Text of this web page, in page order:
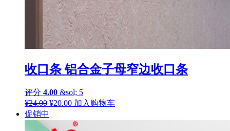
收口条 铝合金子母窄边收口条
评分 4.00 &sol; 5
¥24.00 原
¥20.00当
价
加入购物车
促销中